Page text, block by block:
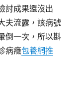
討成果還沒出
夫流露，該病號
倒一次，所以斟
病癥包養網推